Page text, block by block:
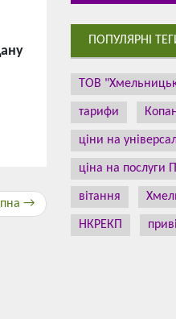
→
ПОПУЛЯРНІ
ТОВ
тарифи
ціни на
ціна на послуги
вітання
НКРЕКП